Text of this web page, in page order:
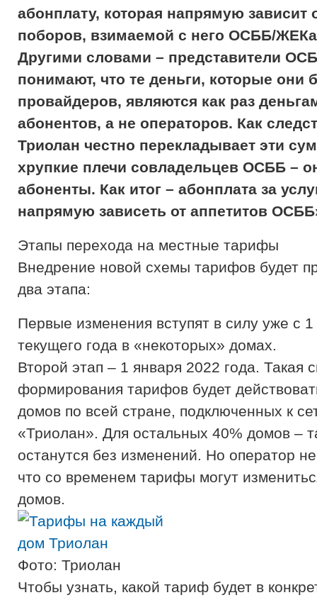
абонплату, которая напрямую зависит
поборов, взимаемой с него ОСББ/
Другими словами – представители
понимают, что те деньги, которые они
провайдеров, являются как раз
абонентов, а не операторов. Как
Триолан честно перекладывает эти
хрупкие плечи совладельцев ОСББ –
абоненты. Как итог – абонплата за
напрямую зависеть от аппетитов
Этапы перехода на местные тарифы
Внедрение новой схемы тарифов будет
два этапа:
Первые изменения вступят в силу уже с
текущего года в «некоторых» домах.
Второй этап – 1 января 2022 года. Такая
формирования тарифов будет
домов по всей стране, подключенных к
«Триолан». Для остальных 40% домов –
останутся без изменений. Но оператор
что со временем тарифы могут
домов.
Фото: Триолан
Чтобы узнать, какой тариф будет в